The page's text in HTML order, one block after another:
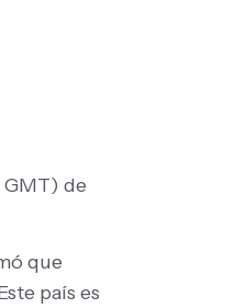
GMT) de
que
país es